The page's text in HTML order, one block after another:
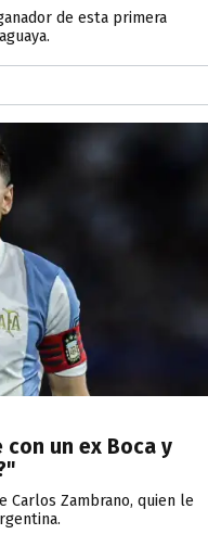
de esta primera
un ex Boca y
Carlos Zambrano, quien le